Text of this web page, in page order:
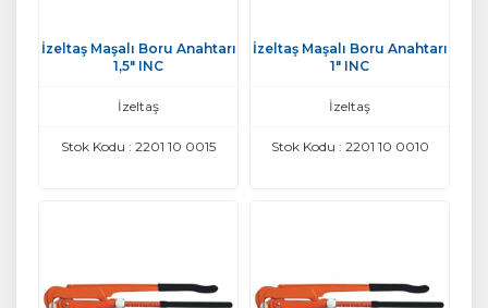
İzeltaş Maşalı Boru Anahtarı
1,5" INC
İzeltaş
Stok Kodu : 2201 10 0015
İzeltaş Maşalı Boru Anahtarı
1" INC
İzeltaş
Stok Kodu : 2201 10 0010